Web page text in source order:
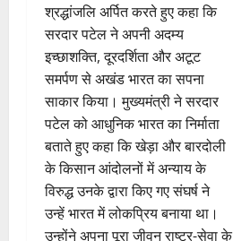
श्रद्धांजलि अर्पित करते हुए कहा कि
सरदार पटेल ने अपनी अदम्य
इच्छाशक्ति, दूरदर्शिता और अटूट
समर्पण से अखंड भारत का सपना
साकार किया। मुख्यमंत्री ने सरदार
पटेल को आधुनिक भारत का निर्माता
बताते हुए कहा कि खेड़ा और बारदोली
के किसान आंदोलनों में अन्याय के
विरुद्ध उनके द्वारा किए गए संघर्ष ने
उन्हें भारत में लोकप्रिय बनाया था।
उन्होंने अपना पूरा जीवन राष्ट्र-सेवा के